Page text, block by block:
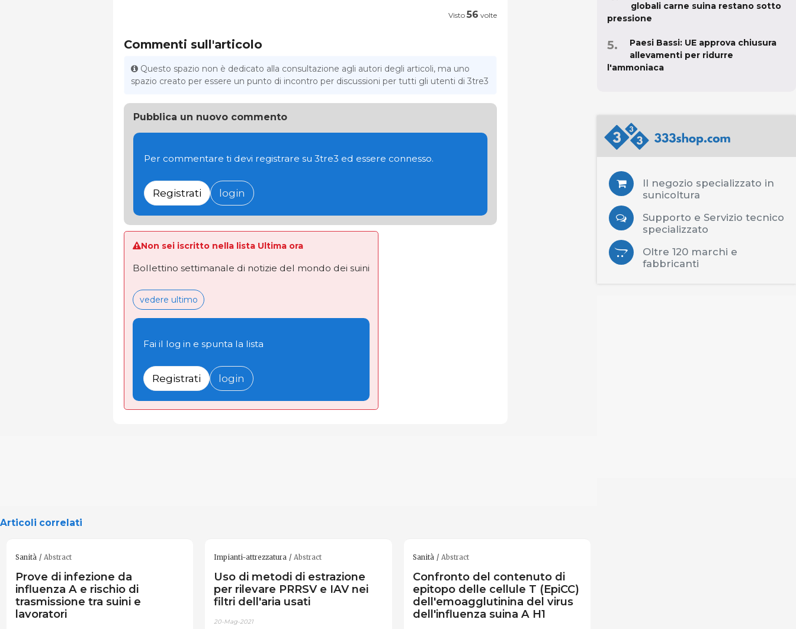
Visto 56 volte
Commenti sull'articolo
Questo spazio non è dedicato alla consultazione agli autori degli articoli, ma uno
spazio creato per essere un punto di incontro per discussioni per tutti gli utenti di 3tre3
Pubblica un nuovo commento
Per commentare ti devi registrare su 3tre3 ed essere connesso.
Registrati login
Non sei iscritto nella lista Ultima ora
Bollettino settimanale di notizie del mondo dei suini
vedere ultimo
Fai il log in e spunta la lista
Registrati login
Articoli correlati
Sanità Abstract
Prove di infezione da
influenza A e rischio di
trasmissione tra suini e
lavoratori
Impianti-attrezzatura Abstract
Uso di metodi di estrazione
per rilevare PRRSV e IAV nei
filtri dell'aria usati
20-Mag-2021
Sanità Abstract
Confronto del contenuto di
epitopo delle cellule T (EpiCC)
dell'emoagglutinina del virus
dell'influenza suina A H1
globali carne suina restano sotto
pressione
Paesi Bassi: UE approva chiusura
allevamenti per ridurre
l'ammoniaca
Il negozio specializzato in
sunicoltura
Supporto e Servizio tecnico
specializzato
Oltre 120 marchi e
fabbricanti